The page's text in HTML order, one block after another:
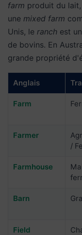
farm produit du
une mixed farm
Unis, le ranch est
de bovins. En
grande propriété
Anglais
Farm
Farmer
/
Farmhouse
Barn
Field